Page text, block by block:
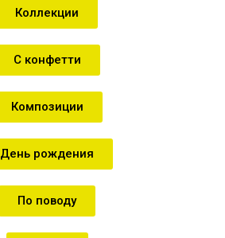
Коллекции
С конфетти
Композиции
День рождения
По поводу